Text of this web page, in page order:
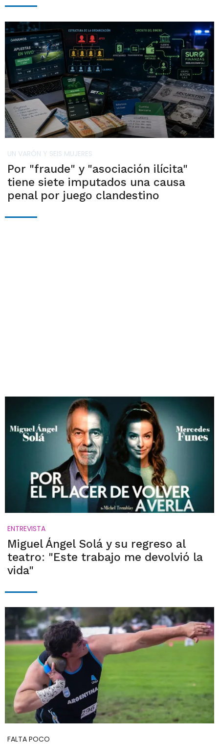
UN VARÓN Y SEIS MUJERES
Por "fraude" y "asociación ilícita"
tiene siete imputados una causa
penal por juego clandestino
ENTREVISTA
Miguel Ángel Solá y su regreso al
teatro: "Este trabajo me devolvió la
vida"
FALTA POCO